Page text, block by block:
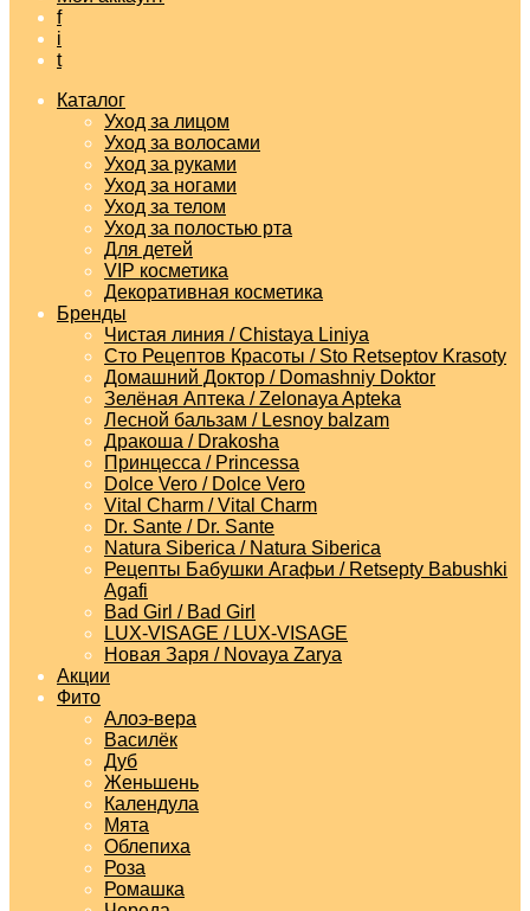
f
i
t
Каталог
Уход за лицом
Уход за волосами
Уход за руками
Уход за ногами
Уход за телом
Уход за полостью рта
Для детей
VIP косметика
Декоративная косметика
Бренды
Чистая линия / Chistaya Liniya
Сто Рецептов Красоты / Sto Retseptov Krasoty
Домашний Доктор / Domashniy Doktor
Зелёная Аптека / Zelonaya Apteka
Лесной бальзам / Lesnoy balzam
Дракоша / Drakosha
Принцесса / Princessa
Dolce Vero / Dolce Vero
Vital Charm / Vital Charm
Dr. Sante / Dr. Sante
Natura Siberica / Natura Siberica
Рецепты Бабушки Агафьи / Retsepty Babushki
Agafi
Bad Girl / Bad Girl
LUX-VISAGE / LUX-VISAGE
Новая Заря / Novaya Zarya
Акции
Фито
Алоэ-вера
Василёк
Дуб
Женьшень
Календула
Мята
Облепиха
Роза
Ромашка